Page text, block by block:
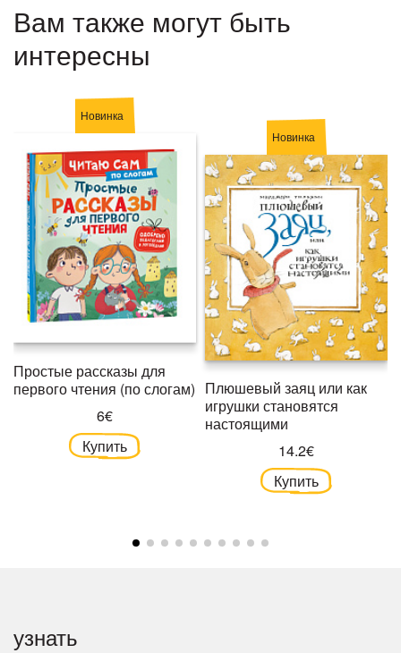
Вам также могут быть
интересны
Новинка
Простые рассказы для
первого чтения (по слогам)
6€
Купить
Новинка
Плюшевый заяц или как
игрушки становятся
настоящими
14.2€
Купить
узнать